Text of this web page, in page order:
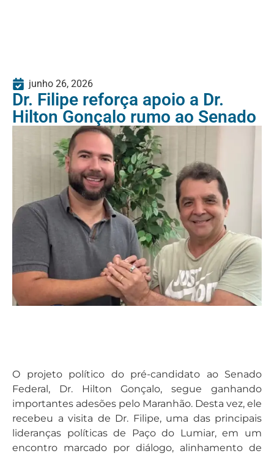
junho 26, 2026
Dr. Filipe reforça apoio a Dr.
Hilton Gonçalo rumo ao Senado
O projeto político do pré-candidato ao Senado
Federal, Dr. Hilton Gonçalo, segue ganhando
importantes adesões pelo Maranhão. Desta vez, ele
recebeu a visita de Dr. Filipe, uma das principais
lideranças políticas de Paço do Lumiar, em um
encontro marcado por diálogo, alinhamento de